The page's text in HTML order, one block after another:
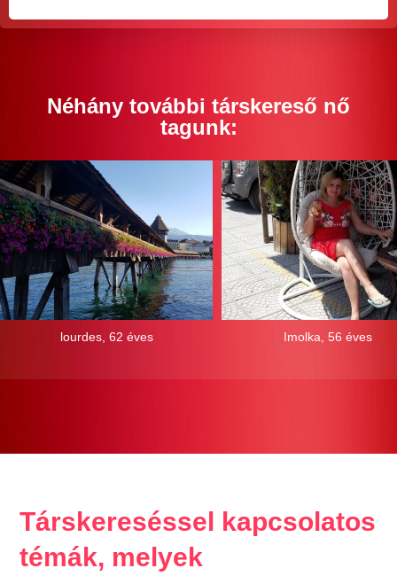
Néhány további társkereső nő
tagunk:
lourdes, 62 éves Imolka, 56 éves
Társkereséssel kapcsolatos
témák, melyek